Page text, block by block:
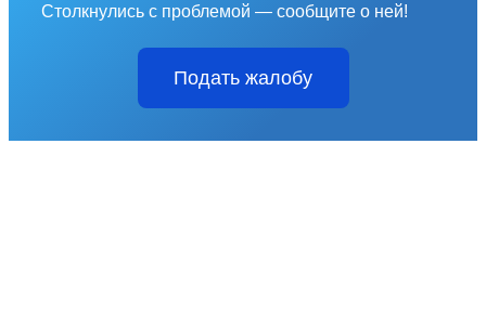
Столкнулись с проблемой — сообщите о ней!
Подать жалобу